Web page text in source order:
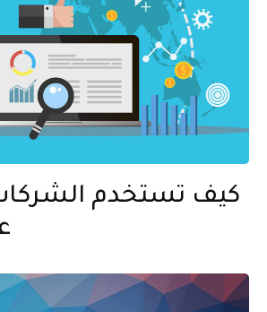
كيف تستخدم